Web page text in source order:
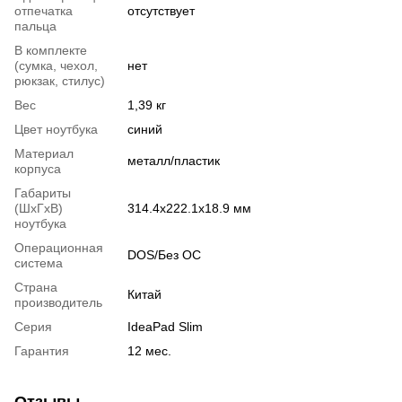
отпечатка
пальца
отсутствует
В комплекте
(сумка, чехол,
рюкзак, стилус)
нет
Вес
1,39 кг
Цвет ноутбука
синий
Материал
корпуса
металл/пластик
Габариты
(ШхГхВ)
ноутбука
314.4х222.1х18.9 мм
Операционная
система
DOS/Без ОС
Страна
производитель
Китай
Серия
IdeaPad Slim
Гарантия
12 мес.